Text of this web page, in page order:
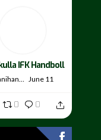
IFK Handboll
granihandis June 11
0 0